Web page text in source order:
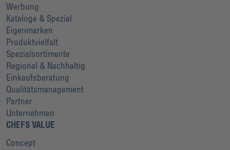
Werbung
Kataloge & Spezial
Eigenmarken
Produktvielfalt
Spezialsortimente
Regional & Nachhaltig
Einkaufsberatung
Qualitätsmanagement
Partner
Unternehmen
CHEFS VALUE
Concept